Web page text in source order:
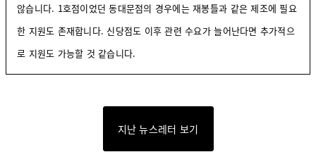
않습니다. 1호점이었던 동대문점의 경우에는 재봉틀과 같은 제조에 필요
한 지원도 존재합니다. 신당점도 이후 관련 수요가 늘어난다면 추가적으
로 지원도 가능할 것 같습니다.
지난 뉴스레터 보기